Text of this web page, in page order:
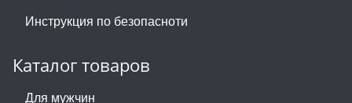
Инструкция по безопасноти
Каталог товаров
Для мужчин